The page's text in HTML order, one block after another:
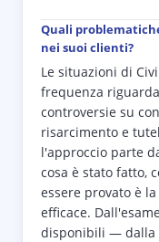
Quali
nei suoi clienti?
Le situazioni di
frequenza
controversie su
risarcimento e
l'approccio parte
cosa è stato fatto,
essere provato è
efficace.
disponibili — dalla